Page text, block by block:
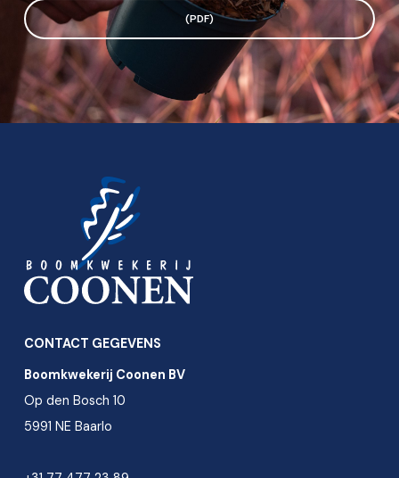
(PDF)
CONTACT GEGEVENS
Boomkwekerij Coonen BV
Op den Bosch 10
5991 NE Baarlo